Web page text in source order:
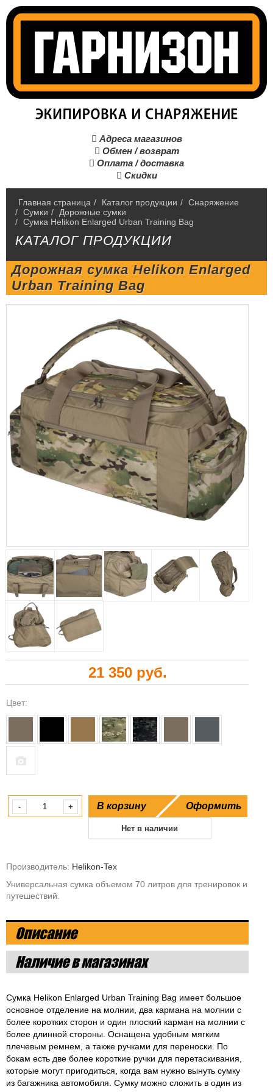
 Адреса магазинов
 Обмен / возврат
 Оплата / доставка
 Скидки
Главная страница / Каталог продукции / Снаряжение
/ Сумки / Дорожные сумки
/ Сумка Helikon Enlarged Urban Training Bag
КАТАЛОГ ПРОДУКЦИИ
Дорожная сумка Helikon Enlarged
Urban Training Bag
21 350 руб.
Цвет:
- + В корзину Оформить
Нет в наличии
Производитель: Helikon-Tex
Универсальная сумка объемом 70 литров для тренировок и
путешествий.
Описание
Наличие в магазинах
Сумка Helikon Enlarged Urban Training Bag имеет большое
основное отделение на молнии, два кармана на молнии с
более коротких сторон и один плоский карман на молнии с
более длинной стороны. Оснащена удобным мягким
плечевым ремнем, а также ручками для переноски. По
бокам есть две более короткие ручки для перетаскивания,
которые могут пригодиться, когда вам нужно вынуть сумку
из багажника автомобиля. Сумку можно сложить в один из